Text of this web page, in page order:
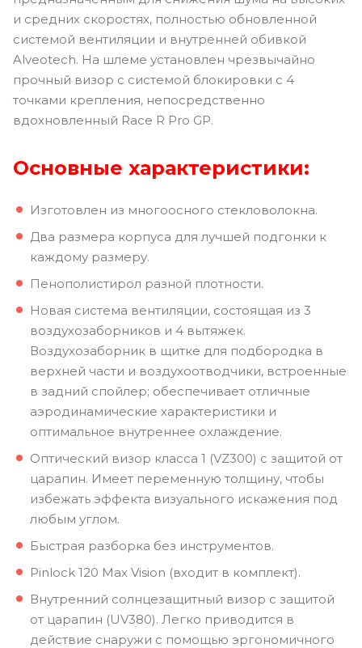
и средних скоростях, полностью обновленной
системой вентиляции и внутренней обивкой
Alveotech. На шлеме установлен чрезвычайно
прочный визор с системой блокировки с 4
точками крепления, непосредственно
вдохновленный Race R Pro GP.
Основные характеристики:
Изготовлен из многоосного стекловолокна.
Два размера корпуса для лучшей подгонки к
каждому размеру.
Пенополистирол разной плотности.
Новая система вентиляции, состоящая из 3
воздухозаборников и 4 вытяжек.
Воздухозаборник в щитке для подбородка в
верхней части и воздухоотводчики, встроенные
в задний спойлер; обеспечивает отличные
аэродинамические характеристики и
оптимальное внутреннее охлаждение.
Оптический визор класса 1 (VZ300) с защитой от
царапин. Имеет переменную толщину, чтобы
избежать эффекта визуального искажения под
любым углом.
Быстрая разборка без инструментов.
Pinlock 120 Max Vision (входит в комплект).
Внутренний солнцезащитный визор с защитой
от царапин (UV380). Легко приводится в
действие снаружи с помощью эргономичного